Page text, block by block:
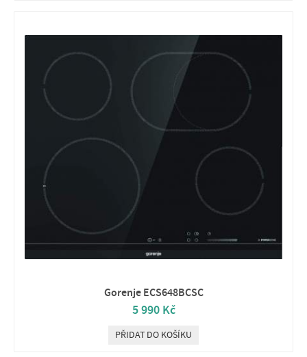
Gorenje ECS648BCSC
5 990 Kč
PŘIDAT DO KOŠÍKU